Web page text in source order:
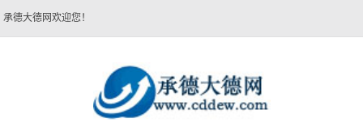
承德大德网欢迎您！